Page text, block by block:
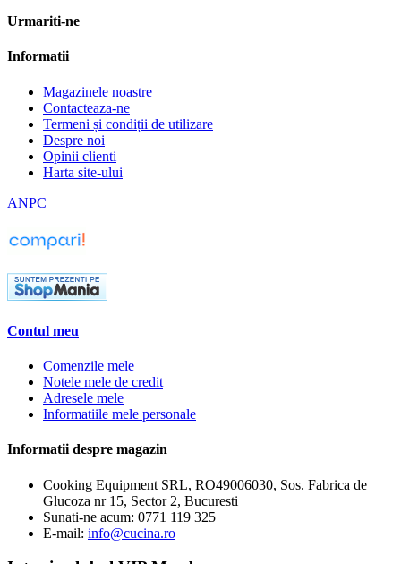
Urmariti-ne
Informatii
Magazinele noastre
Contacteaza-ne
Termeni și condiții de utilizare
Despre noi
Opinii clienti
Harta site-ului
ANPC
Contul meu
Comenzile mele
Notele mele de credit
Adresele mele
Informatiile mele personale
Informatii despre magazin
Cooking Equipment SRL, RO49006030, Sos. Fabrica de
Glucoza nr 15, Sector 2, Bucuresti
Sunati-ne acum: 0771 119 325
E-mail: info@cucina.ro